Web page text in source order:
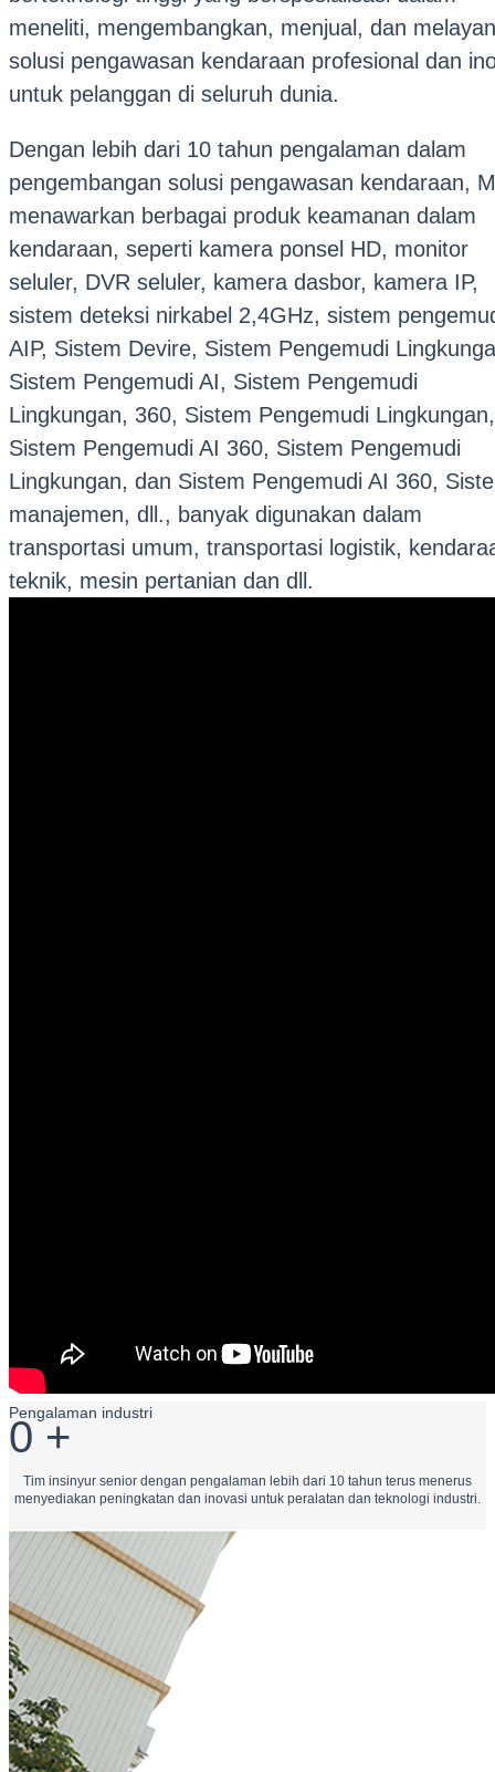
meneliti, mengembangkan, menjual, dan
solusi pengawasan kendaraan profesional dan
untuk pelanggan di seluruh dunia.
Dengan lebih dari 10 tahun pengalaman dalam
pengembangan solusi pengawasan kendaraan,
menawarkan berbagai produk keamanan dalam
kendaraan, seperti kamera ponsel HD, monitor
seluler, DVR seluler, kamera dasbor, kamera IP,
sistem deteksi nirkabel 2,4GHz, sistem
AIP, Sistem Devire, Sistem Pengemudi
Sistem Pengemudi AI, Sistem Pengemudi
Lingkungan, 360, Sistem Pengemudi Lingkungan,
Sistem Pengemudi AI 360, Sistem Pengemudi
Lingkungan, dan Sistem Pengemudi AI 360,
manajemen, dll., banyak digunakan dalam
transportasi umum, transportasi logistik,
teknik, mesin pertanian dan dll.
Pengalaman industri
0 +
Tim insinyur senior dengan pengalaman lebih dari 10 tahun terus menerus
menyediakan peningkatan dan inovasi untuk peralatan dan teknologi industri.